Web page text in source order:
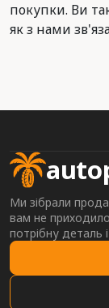
покупки. Ви
як з нами
Ми зібрали
вам не
потрібну деталь